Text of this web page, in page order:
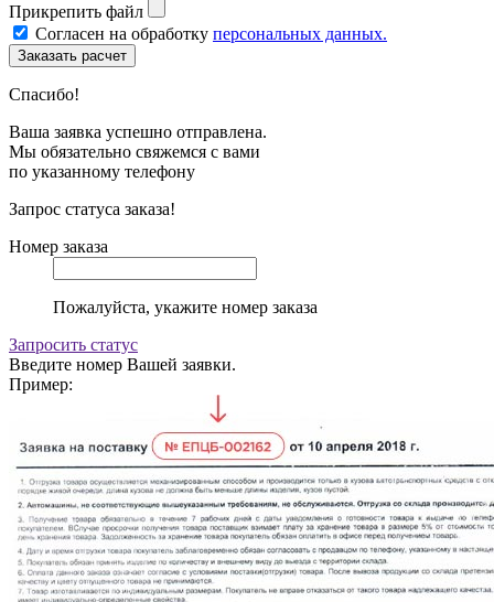
Прикрепить файл
Согласен на обработку персональных данных.
Спасибо!
Ваша заявка успешно отправлена.
Мы обязательно свяжемся с вами
по указанному телефону
Запрос статуса заказа!
Номер заказа
Пожалуйста, укажите номер заказа
Запросить статус
Введите номер Вашей заявки.
Пример: